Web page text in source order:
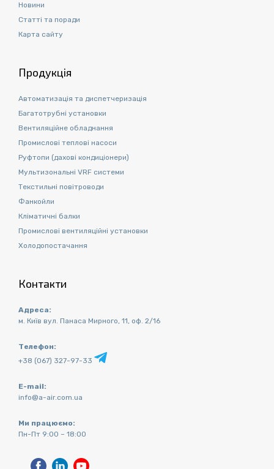
Новини
Статті та поради
Карта сайту
Продукція
Автоматизація та диспетчеризація
Багатотрубні установки
Вентиляційне обладнання
Промислові теплові насоси
Руфтопи (дахові кондиціонери)
Мультизональні VRF системи
Текстильні повітроводи
Фанкойли
Кліматичні балки
Промислові вентиляційні установки
Холодопостачання
Контакти
Адреса:
м. Київ вул. Панаса Мирного, 11, оф. 2/16
Телефон:
+38 (067) 327-97-33
E-mail:
info@a-air.com.ua
Ми працюємо:
Пн-Пт 9:00 – 18:00